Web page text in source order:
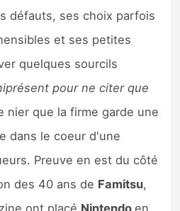
jeux Switch 2
défauts, ses choix parfois
et ses petites
quelques sourcils
pour ne citer que
nier que la firme garde une
dans le coeur d'une
Preuve en est du côté
des 40 ans de Famitsu,
ont placé Nintendoen